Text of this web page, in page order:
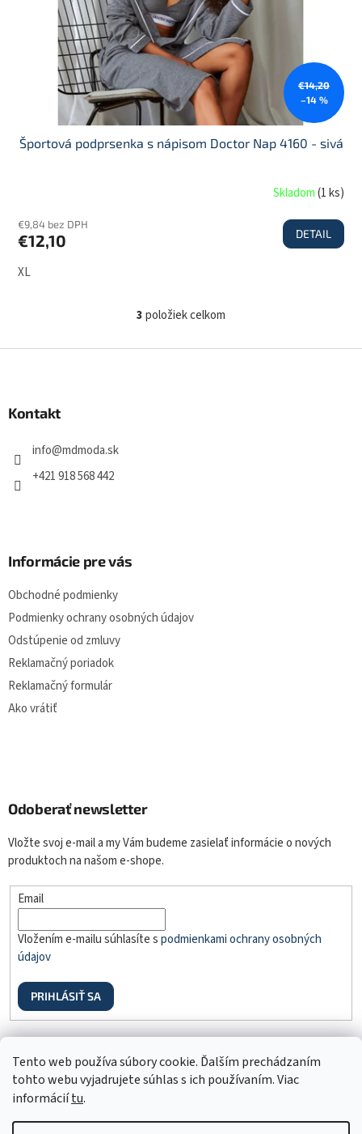
Tento web používa súbory cookie. Ďalším prechádzaním
tohto webu vyjadrujete súhlas s ich používaním. Viac
informáciítu.
€14,20
–14 %
Športová podprsenka s nápisom Doctor Nap 4160 - sivá
Skladom(1 ks)
€9,84 bez DPH
€12,10 DETAIL
XL
O
l
u
3položiek celkom
Kontakt
info@mdmoda.sk
+421 918 568 442
Informácie pre vás
Obchodné podmienky
Podmienky ochrany osobných údajov
Odstúpenie od zmluvy
Reklamačný poriadok
Reklamačný formulár
Ako vrátiť
Odoberať newsletter
Vložte svoj e-mail a my Vám budeme zasielať informácie o nových
produktoch na našom e-shope.
Email
Vložením e-mailu súhlasíte spodmienkami ochrany osobných
údajov
PRIHLÁSIŤ SA
Odstúpenie od zmluvy